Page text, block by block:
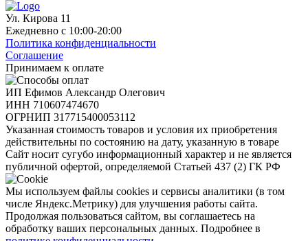
Ул. Кирова 11
Ежедневно с 10:00-20:00
Политика конфиденциальности
Соглашение
Принимаем к оплате
ИП Ефимов Александр Олегович
ИНН 710607474670
ОГРНИП 317715400053112
Указанная стоимость товаров и условия их приобретения
действительны по состоянию на дату, указанную в товаре
Сайт носит сугубо информационный характер и не является
публичной офертой, определяемой Статьей 437 (2) ГК РФ
Мы используем файлы cookies и сервисы аналитики (в том
числе Яндекс.Метрику) для улучшения работы сайта.
Продолжая пользоваться сайтом, вы соглашаетесь на
обработку ваших персональных данных. Подробнее в